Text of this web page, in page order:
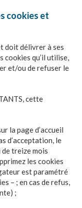
cookies et
doit délivrer à ses
qu’il utilise,
et/ou de refuser le
, cette
la page d’accueil
d’acceptation, le
de treize mois
les cookies
est paramétré
– ; en cas de refus,
;